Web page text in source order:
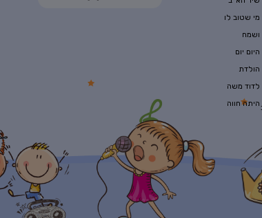
מי שטוב לו
ושמח
היום יום
הולדת
לדוד משה
היתה חווה